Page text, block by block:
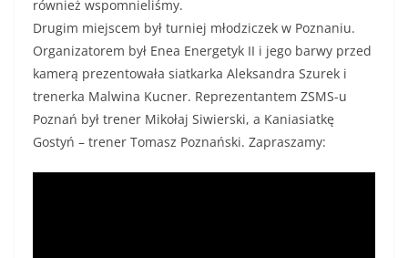
również wspomnieliśmy.
Drugim miejscem był turniej młodziczek w Poznaniu.
Organizatorem był Enea Energetyk II i jego barwy przed
kamerą prezentowała siatkarka Aleksandra Szurek i
trenerka Malwina Kucner. Reprezentantem ZSMS-u
Poznań był trener Mikołaj Siwierski, a Kaniasiatkę
Gostyń – trener Tomasz Poznański. Zapraszamy: